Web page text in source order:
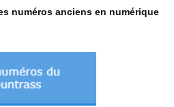
numéros anciens en numérique